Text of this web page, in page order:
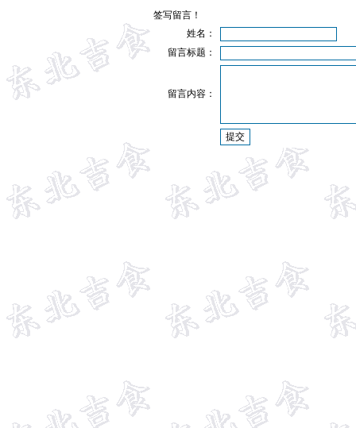
签写留言！
姓名：
留言标题：
留言内容：